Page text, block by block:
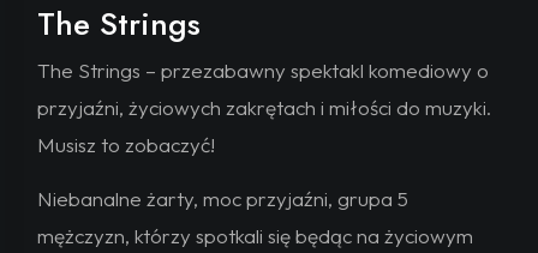
The Strings
The Strings – przezabawny spektakl komediowy o
przyjaźni, życiowych zakrętach i miłości do muzyki.
Musisz to zobaczyć!
Niebanalne żarty, moc przyjaźni, grupa 5
mężczyzn, którzy spotkali się będąc na życiowym